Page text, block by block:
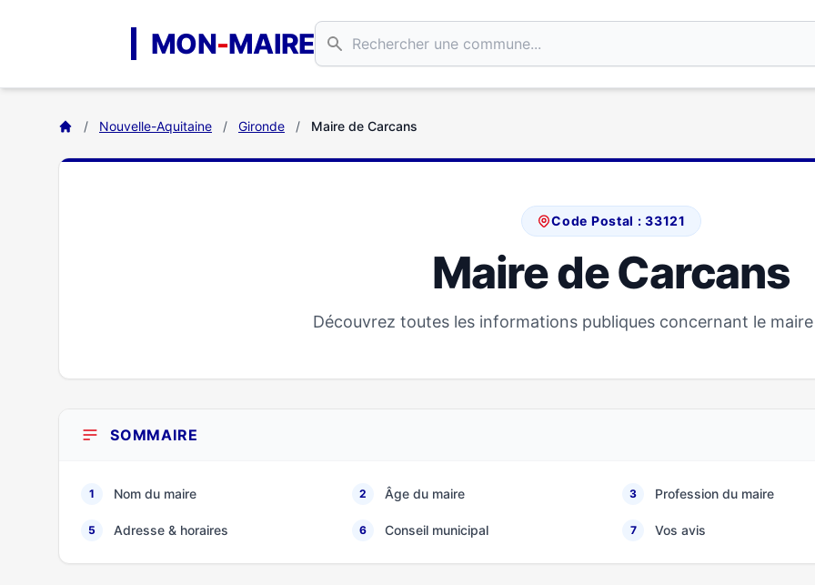
MON-MAIRE
/ Nouvelle-Aquitaine / Gironde / Maire de Carcans
Code Postal : 33121
Maire de Carcans
Découvrez toutes les informations publiques concernant le
SOMMAIRE
1 Nom du maire 2 Âge du maire 3 Profession du maire
5 Adresse & horaires 6 Conseil municipal 7 Vos avis